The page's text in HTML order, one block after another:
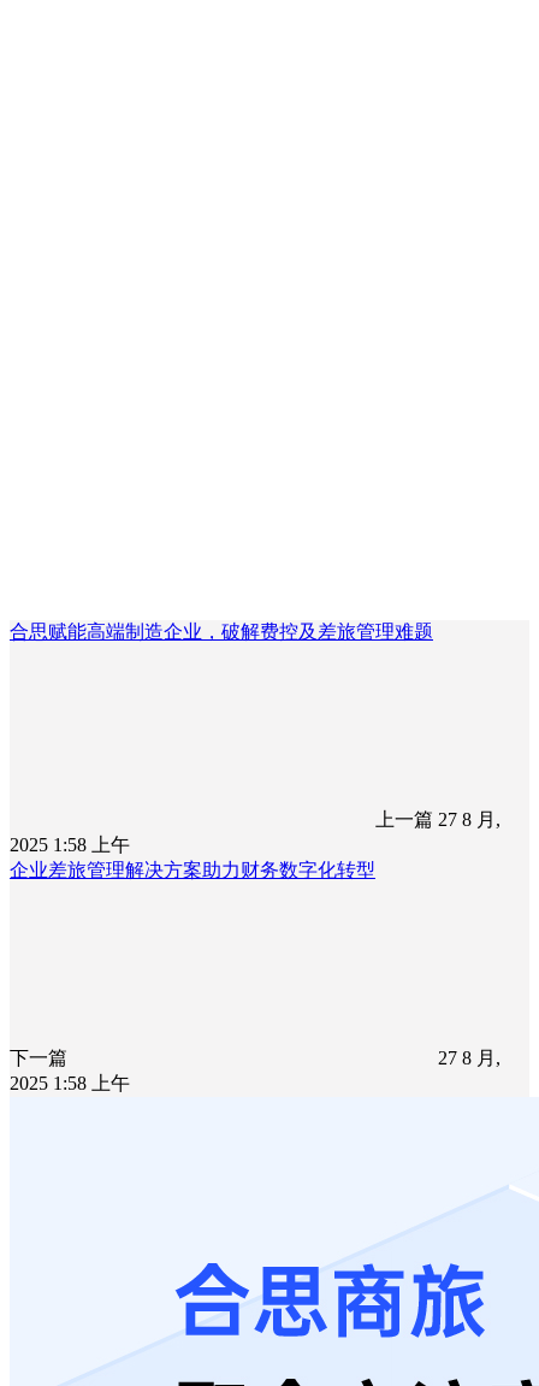
合思赋能高端制造企业，破解费控及差旅管理难题
上一篇 27 8 月,
2025 1:58 上午
企业差旅管理解决方案助力财务数字化转型
下一篇
27 8 月,
2025 1:58 上午